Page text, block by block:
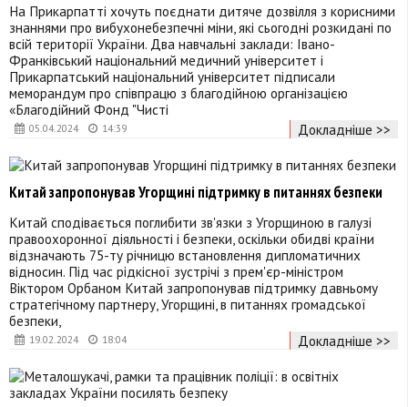
05.04.2024 14:39
На Прикарпатті хочуть поєднати дитяче дозвілля з корисними
знаннями про вибухонебезпечні міни, які сьогодні розкидані по
всій території України. Два навчальні заклади: Івано-
Франківський національний медичний університет і
Прикарпатський національний університет підписали
меморандум про співпрацю з благодійною організацією
«Благодійний Фонд "Чисті
Докладніше >>
19.02.2024 18:04
Китай запропонував Угорщині підтримку в питаннях безпеки
Китай сподівається поглибити зв'язки з Угорщиною в галузі
правоохоронної діяльності і безпеки, оскільки обидві країни
відзначають 75-ту річницю встановлення дипломатичних
відносин. Під час рідкісної зустрічі з прем'єр-міністром
Віктором Орбаном Китай запропонував підтримку давньому
стратегічному партнеру, Угорщині, в питаннях громадської
безпеки,
Докладніше >>